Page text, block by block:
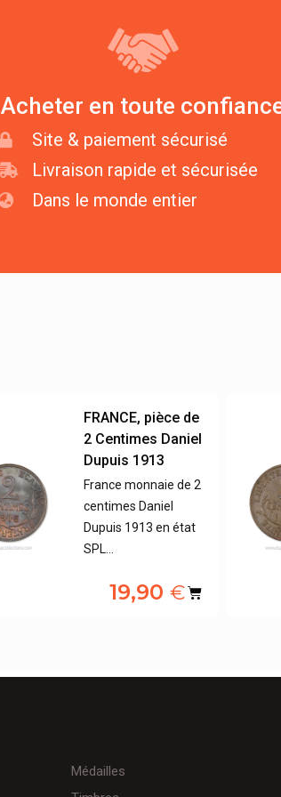
Acheter en toute
Site & paiement sécurisé
Livraison rapide et sécurisée
Dans le monde entier
FRANCE, pièce de
2 Centimes Daniel
Dupuis 1913
France monnaie de 2
centimes Daniel
Dupuis 1913 en état
SPL…
19,90 €
Médailles